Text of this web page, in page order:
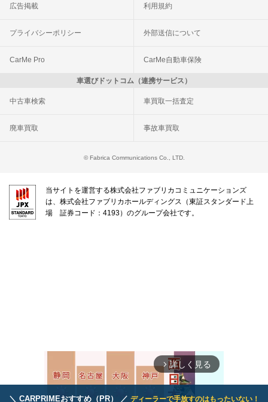
＼ CARPRIMEおすすめ（PR） ／ ディーラーで手放すのはもったいない！
広告掲載 利用規約
プライバシーポリシー 外部送信について
CarMe Pro CarMe自動車保険
車選びドットコム（連携サービス）
中古車検索 車買取一括査定
廃車買取 事故車買取
© Fabrica Communications Co., LTD.
当サイトを運営する株式会社ファブリカコミュニケーションズ
は、株式会社ファブリカホールディングス（東証スタンダード上
場 証券コード：4193）のグループ会社です。
arrow_forward_ios 詳しく見る